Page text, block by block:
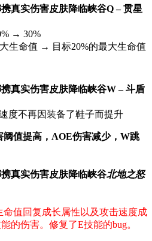
Q – 贯星
→ 30%
命值 → 目标20%的最大生命值
W – 斗盾
不再因装备了鞋子而提升
阈值提高，AOE伤害减少，W跳
北地之怒
值回复成长属性以及攻击速度成
的伤害。修复了E技能的bug。